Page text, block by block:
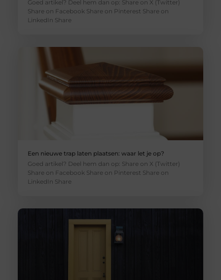
Goed artikel? Deel hem dan op: Share on X (Twitter)
Share on Facebook Share on Pinterest Share on
LinkedIn Share
Een nieuwe trap laten plaatsen: waar let je op?
Goed artikel? Deel hem dan op: Share on X (Twitter)
Share on Facebook Share on Pinterest Share on
LinkedIn Share